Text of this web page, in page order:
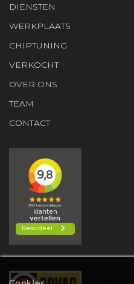
DIENSTEN
WERKPLAATS
CHIPTUNING
VERKOCHT
OVER ONS
TEAM
CONTACT